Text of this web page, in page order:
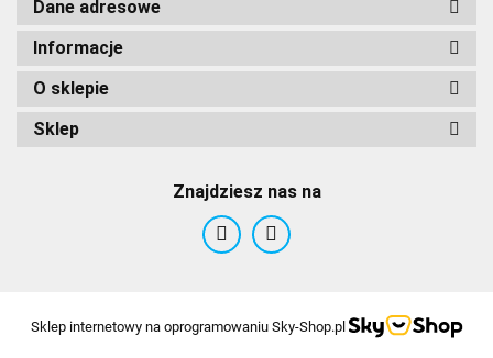
Dane adresowe
Informacje
O sklepie
Sklep
Znajdziesz nas na
Sklep internetowy na oprogramowaniu Sky-Shop.pl